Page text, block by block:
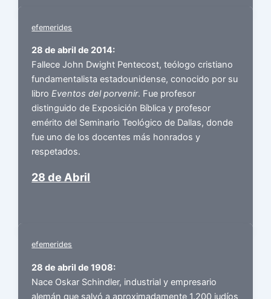
efemerides
28 de abril de 2014:
Fallece John Dwight Pentecost, teólogo cristiano
fundamentalista estadounidense, conocido por su
libroEventos del porvenir. Fue profesor
distinguido de Exposición Bíblica y profesor
emérito del Seminario Teológico de Dallas, donde
fue uno de los docentes más honrados y
respetados.
28 de Abril
efemerides
28 de abril de 1908:
Nace Oskar Schindler, industrial y empresario
alemán que salvó a aproximadamente 1.200 judíos